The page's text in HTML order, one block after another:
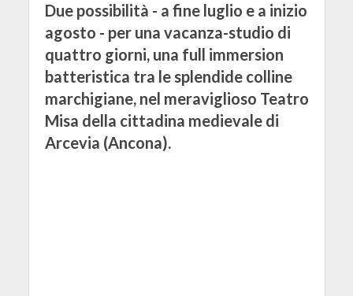
Due possibilità - a fine luglio e a inizio
agosto - per una vacanza-studio di
quattro giorni, una full immersion
batteristica tra le splendide colline
marchigiane, nel meraviglioso Teatro
Misa della cittadina medievale di
Arcevia (Ancona).